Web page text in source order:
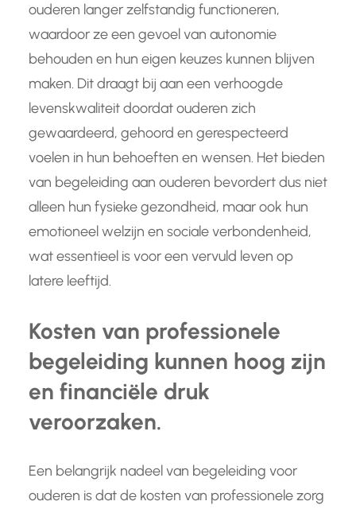
ouderen langer zelfstandig functioneren,
waardoor ze een gevoel van autonomie
behouden en hun eigen keuzes kunnen blijven
maken. Dit draagt bij aan een verhoogde
levenskwaliteit doordat ouderen zich
gewaardeerd, gehoord en gerespecteerd
voelen in hun behoeften en wensen. Het bieden
van begeleiding aan ouderen bevordert dus niet
alleen hun fysieke gezondheid, maar ook hun
emotioneel welzijn en sociale verbondenheid,
wat essentieel is voor een vervuld leven op
latere leeftijd.
Kosten van professionele
begeleiding kunnen hoog zijn
en financiële druk
veroorzaken.
Een belangrijk nadeel van begeleiding voor
ouderen is dat de kosten van professionele zorg